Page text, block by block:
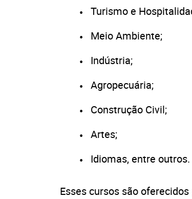
Turismo e
Meio Ambiente;
Indústria;
Agropecuária;
Construção Civil;
Artes;
Idiomas, entre outros.
Esses cursos são oferecidos